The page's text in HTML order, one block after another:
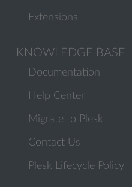
Extensions
KNOWLEDGE BASE
Documentation
Help Center
Migrate to Plesk
Contact Us
Plesk Lifecycle Policy